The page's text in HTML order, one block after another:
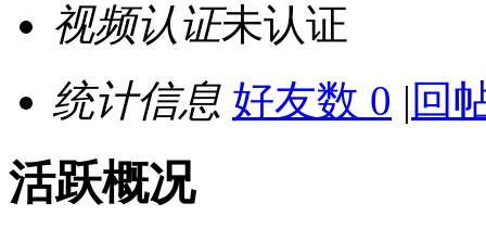
视频认证未认证
统计信息 好友数 0 | 回
活跃概况